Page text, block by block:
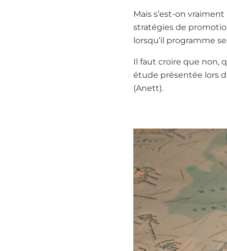
Mais s’est-on
stratégies de
lorsqu’il programme
Il faut croire que non,
étude présentée lors
(Anett).